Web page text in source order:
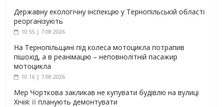
Державну екологічну інспекцію у Тернопільській області
реорганізують
10:55 | 7.08.2026
На Тернопільщині під колеса мотоцикла потрапив
пішохід, а в реанімацію – неповнолітній пасажир
мотоцикла
10:16 | 7.08.2026
Мер Чорткова закликав не купувати будівлю на вулиці
Хічія: її планують демонтувати